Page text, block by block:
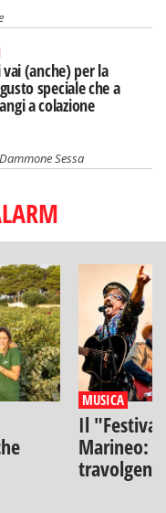
vai (anche) per la
speciale che a
a colazione
Sessa
MUSICA
Il
Marineo: